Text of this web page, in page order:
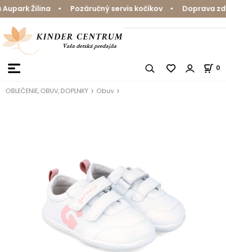
Žilina • Pozáručný servis kočíkov • Doprava
0
OBLEČENIE, OBUV, DOPLNKY Obuv